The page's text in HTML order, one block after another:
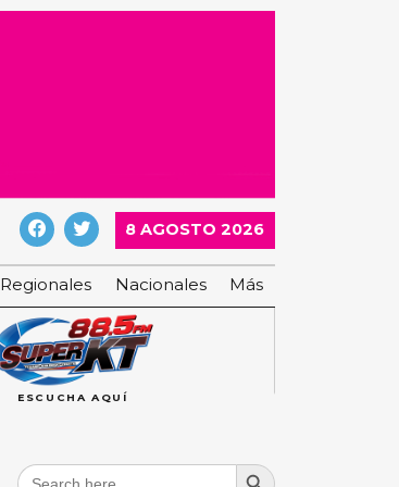
8 AGOSTO 2026
Regionales Nacionales Más
ESCUCHA AQUÍ
Search
Search Button